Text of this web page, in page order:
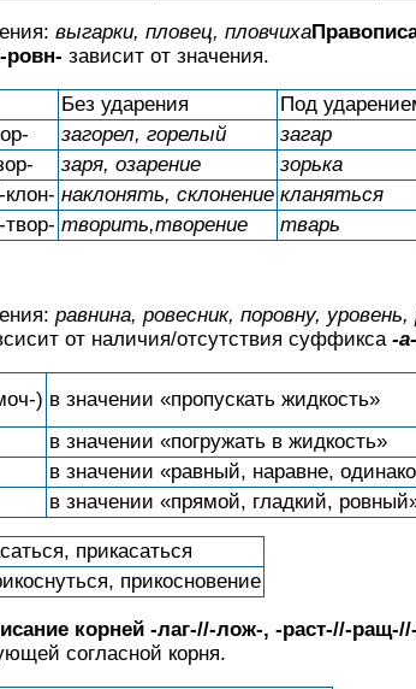
выгарки, пловец, пловчиха
ровн- зависит от значения.
Без ударения
Под
загорел, горелый
загар
заря, озарение
зорька
наклонять, склонение кланяться
творить,творение тварь
равнина, ровесник, поровну, уровень,
от наличия/отсутствия суффикса -а-
) в значении «пропускать жидкость»
в значении «погружать в жидкость»
в значении «равный, наравне,
в значении «прямой, гладкий,
прикасаться
прикосновение
корней -лаг-//-лож-, -раст-//-
согласной корня.